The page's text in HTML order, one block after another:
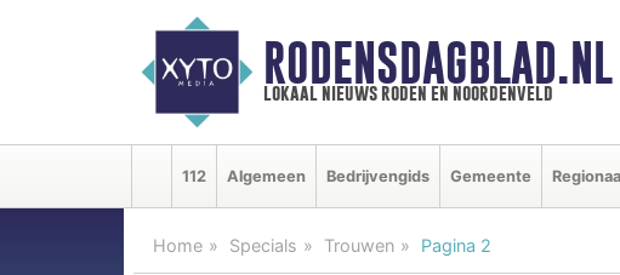
RODENSDAGBLAD.NL
lokaal nieuws roden en noordenveld
112 Algemeen Bedrijvengids Gemeente
Home Specials Trouwen Pagina 2